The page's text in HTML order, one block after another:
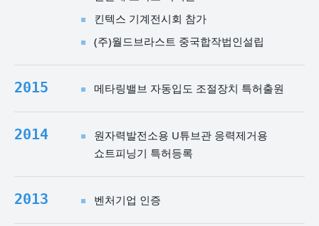
킨텍스 기계전시회 참가
(주)월드브라스트 중국합작법인설립
2015 메타링밸브 자동입도 조절장치 특허출원
2014
원자력발전소용 U튜브관 응력제거용
쇼트피닝기 특허등록
2013 벤처기업 인증